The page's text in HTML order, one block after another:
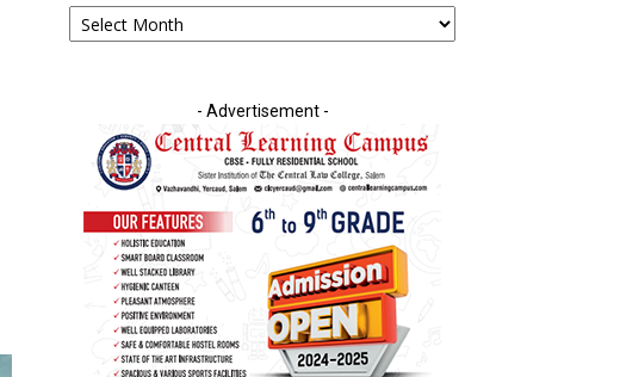
- Advertisement -